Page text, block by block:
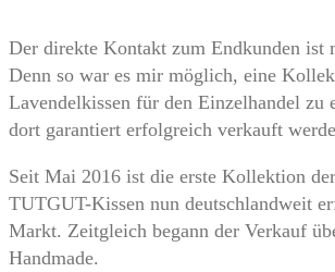
Der direkte Kontakt zum Endkunden ist
Denn so war es mir möglich, eine
Lavendelkissen für den Einzelhandel zu
dort garantiert erfolgreich verkauft
Seit Mai 2016 ist die erste Kollektion
TUTGUT-Kissen nun deutschlandweit
Markt. Zeitgleich begann der Verkauf
Handmade.